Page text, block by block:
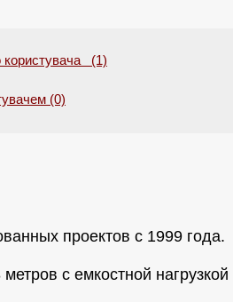
користувача (1)
(0)
проектов с 1999 года.
с емкостной